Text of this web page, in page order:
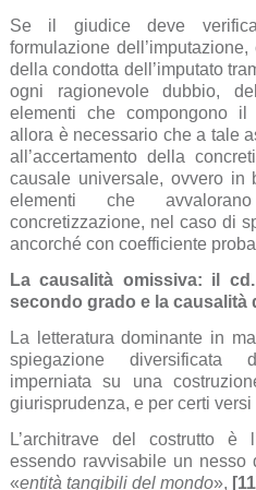
Se il giudice deve
formulazione
della condotta dell’imputato
ogni ragionevole dubbio,
elementi che compongono
allora è necessario che a tale
all’accertamento della
causale universale, ovvero in
elementi che
concretizzazione, nel caso di
ancorché con coefficiente
La causalità omissiva: il
secondo grado e la causalità
La letteratura dominante in
spiegazione diversificata
imperniata su una
giurisprudenza, e per certi versi
L’architrave del costrutto è
essendo ravvisabile un nesso
«entità tangibili del mondo»,